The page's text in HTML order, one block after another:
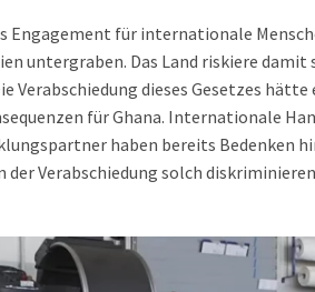
Engagement für internationale
untergraben. Das Land riskiere damit
Verabschiedung dieses Gesetzes
für Ghana. Internationale
haben bereits Bedenken
Verabschiedung solch